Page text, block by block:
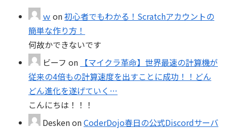
ｗ on初心者でもわかる！Scratchアカウントの
簡単な作り方！
何故かできないです
ビーフ on 【マイクラ革命】世界最速の計算機が
従来の4倍もの計算速度を出すことに成功！！どん
どん進化を遂げていく…
こんにちは！！！
DeskenonCoderDojo春日の公式Discordサーバ